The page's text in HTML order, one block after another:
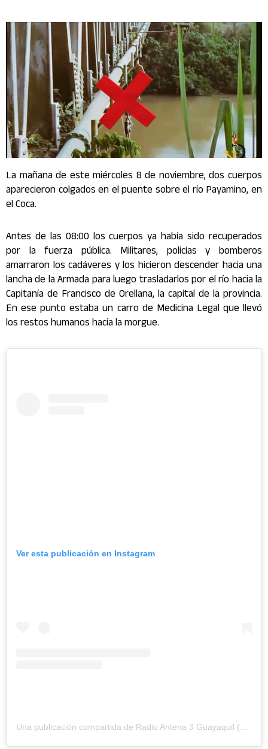
La mañana de este miércoles 8 de noviembre, dos cuerpos
aparecieron colgados en el puente sobre el río Payamino, en
el Coca.
Antes de las 08:00 los cuerpos ya había sido recuperados
por la fuerza pública. Militares, policías y bomberos
amarraron los cadáveres y los hicieron descender hacia una
lancha de la Armada para luego trasladarlos por el río hacia la
Capitanía de Francisco de Orellana, la capital de la provincia.
En ese punto estaba un carro de Medicina Legal que llevó
los restos humanos hacia la morgue.
Ver esta publicación en Instagram
Una publicación compartida de Radio Antena 3 Guayaquil (@antena3ecuador)